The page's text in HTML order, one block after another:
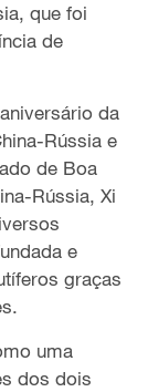
que foi
de
da
Rússia e
de Boa
Rússia, Xi
e
graças
uma
dos dois